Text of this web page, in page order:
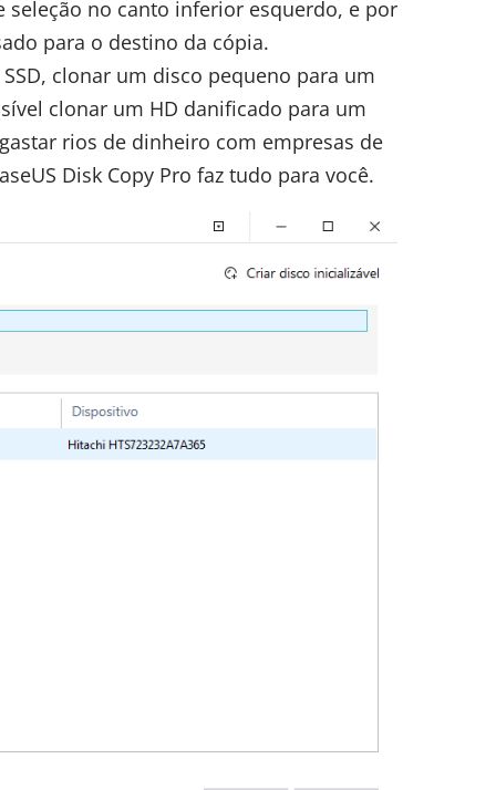
seleção no canto inferior esquerdo, e por
para o destino da cópia.
clonar um disco pequeno para um
clonar um HD danificado para um
rios de dinheiro com empresas de
Disk Copy Pro faz tudo para você.